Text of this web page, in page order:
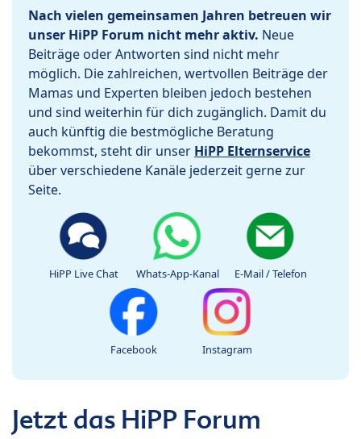
Nach vielen gemeinsamen Jahren betreuen wir
unser HiPP Forum nicht mehr aktiv. Neue
Beiträge oder Antworten sind nicht mehr
möglich. Die zahlreichen, wertvollen Beiträge der
Mamas und Experten bleiben jedoch bestehen
und sind weiterhin für dich zugänglich. Damit du
auch künftig die bestmögliche Beratung
bekommst, steht dir unser HiPP Elternservice
über verschiedene Kanäle jederzeit gerne zur
Seite.
HiPP Live Chat Whats-App-Kanal E-Mail / Telefon
Facebook Instagram
Jetzt das HiPP Forum